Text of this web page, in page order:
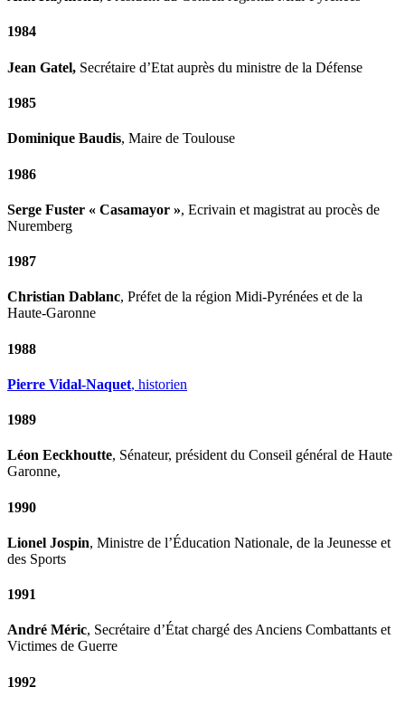
1984
Jean Gatel, Secrétaire d’Etat auprès du ministre de la Défense
1985
Dominique Baudis, Maire de Toulouse
1986
Serge Fuster « Casamayor », Ecrivain et magistrat au procès de
Nuremberg
1987
Christian Dablanc, Préfet de la région Midi-Pyrénées et de la
Haute-Garonne
1988
Pierre Vidal-Naquet, historien
1989
Léon Eeckhoutte, Sénateur, président du Conseil général de Haute
Garonne,
1990
Lionel Jospin, Ministre de l’Éducation Nationale, de la Jeunesse et
des Sports
1991
André Méric, Secrétaire d’État chargé des Anciens Combattants et
Victimes de Guerre
1992